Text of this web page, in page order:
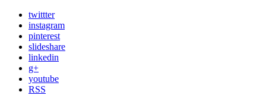
twittter
instagram
pinterest
slideshare
linkedin
g+
youtube
RSS